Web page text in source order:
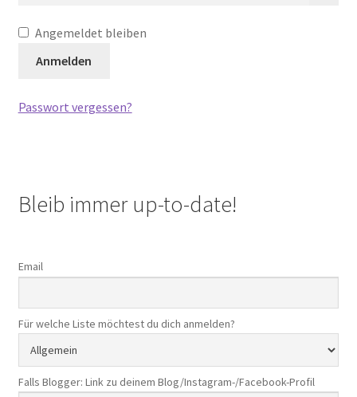
Angemeldet bleiben
Anmelden
Passwort vergessen?
Bleib immer up-to-date!
Email
Für welche Liste möchtest du dich anmelden?
Falls Blogger: Link zu deinem Blog/Instagram-/Facebook-Profil